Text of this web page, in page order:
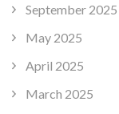
September 2025
May 2025
April 2025
March 2025